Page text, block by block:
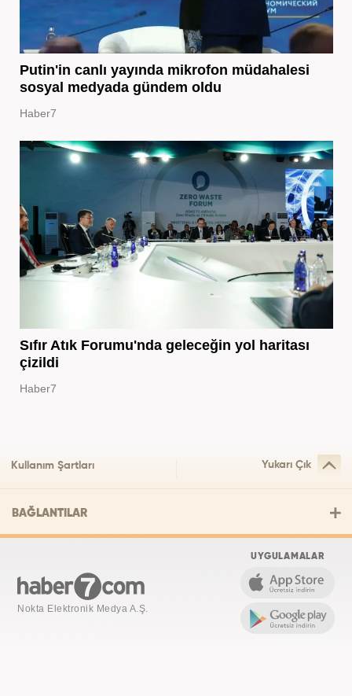
Putin'in canlı yayında mikrofon müdahalesi
sosyal medyada gündem oldu
Haber7
Sıfır Atık Forumu'nda geleceğin yol haritası
çizildi
Haber7
Kullanım Şartları Yukarı Çık
BAĞLANTILAR
Nokta Elektronik Medya A.Ş.
UYGULAMALAR